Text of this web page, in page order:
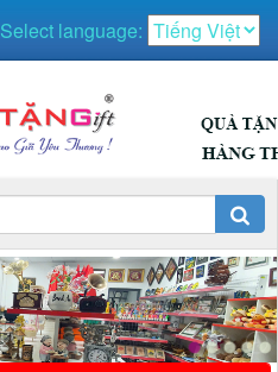
Select language: